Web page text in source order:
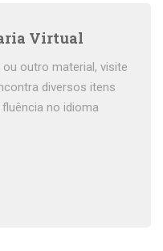
Virtual
outro material, visite
diversos itens
no idioma